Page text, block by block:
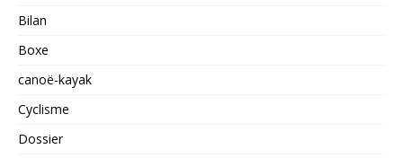
Bilan
Boxe
canoë-kayak
Cyclisme
Dossier